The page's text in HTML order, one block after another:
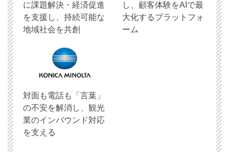
に課題解決・経済促進
を支援し、持続可能な
地域社会を共創
し、顧客体験をAIで最
大化するプラットフォ
ーム
対面も電話も「言葉」
の不安を解消し、観光
業のインバウンド対応
を支える